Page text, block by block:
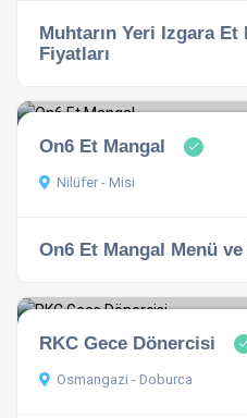
Muhtarın Yeri Izgara Et
Fiyatları
On6 Et Mangal
Nilüfer - Misi
On6 Et Mangal Menü
RKC Gece Dönercisi
Osmangazi - Doburca